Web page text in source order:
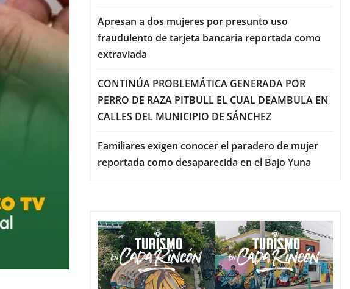
Apresan a dos mujeres por presunto uso
fraudulento de tarjeta bancaria reportada como
extraviada
CONTINÚA PROBLEMÁTICA GENERADA POR
PERRO DE RAZA PITBULL EL CUAL DEAMBULA EN
CALLES DEL MUNICIPIO DE SÁNCHEZ
Familiares exigen conocer el paradero de mujer
reportada como desaparecida en el Bajo Yuna